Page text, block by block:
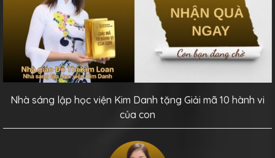
Nhà sáng lập học viện Kim Danh tặng Giải mã 10 hành vi
của con